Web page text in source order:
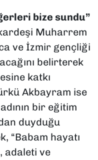
bize sundu”
Muharrem
ve İzmir gençliği
belirterek
katkı
Akbayram ise
bir eğitim
duyduğu
“Babam hayatı
adaleti ve